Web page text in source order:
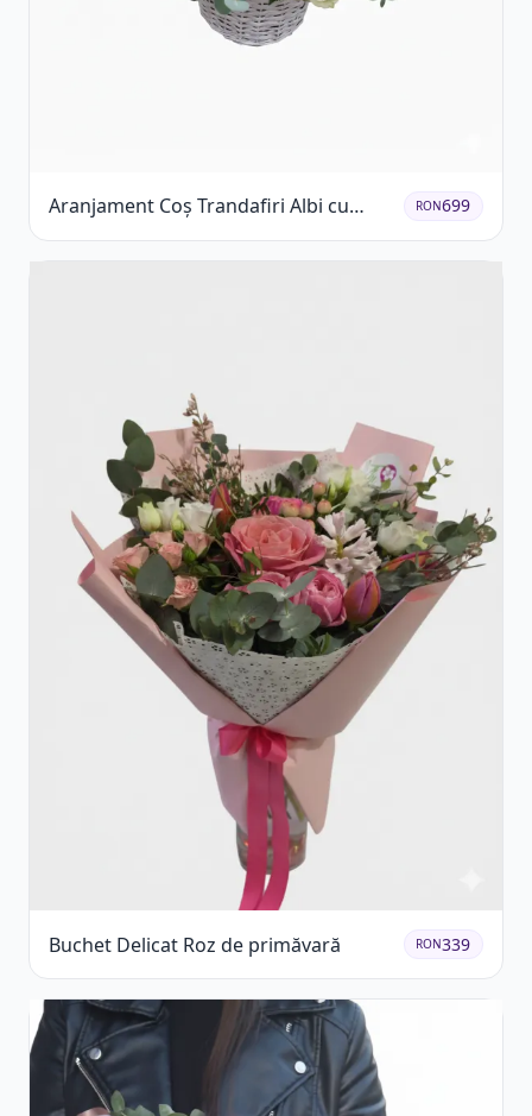
Aranjament Coș Trandafiri Albi cu
Accent Roșu
RON699
Buchet Delicat Roz de primăvară RON339